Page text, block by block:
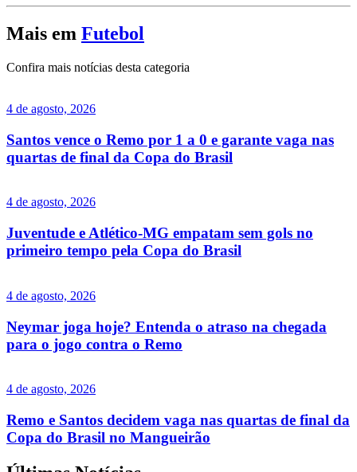
Mais em Futebol
Confira mais notícias desta categoria
4 de agosto, 2026
Santos vence o Remo por 1 a 0 e garante vaga nas
quartas de final da Copa do Brasil
4 de agosto, 2026
Juventude e Atlético-MG empatam sem gols no
primeiro tempo pela Copa do Brasil
4 de agosto, 2026
Neymar joga hoje? Entenda o atraso na chegada
para o jogo contra o Remo
4 de agosto, 2026
Remo e Santos decidem vaga nas quartas de final da
Copa do Brasil no Mangueirão